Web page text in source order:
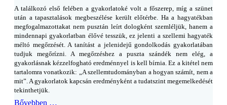
A találkozó első felében a gyakorlatoké volt a főszerep, míg a szünet
után a tapasztalások megbeszélése került előtérbe. Ha a hagyatékban
megfogalmazottakat nem pusztán leírt dologként szemléljük, hanem a
mindennapi gyakorlatban élővé tesszük, ez jelenti a szellemi hagyaték
méltó megőrzését. A tanítást a jelenidejű gondolkodás gyakorlatában
tudjuk megőrízni. A megőrzéshez a puszta szándék nem elég, a
gyakorlásnak kézzelfogható eredménnyel is kell bírnia. Ez a kitétel nem
tartalomra vonatkozik: „A szellemtudományban a hogyan számít, nem a
mit”. A gyakorlatok kapcsán eredményként a tudatszint megemelkedését
tekinthetjük.
Bővebben …